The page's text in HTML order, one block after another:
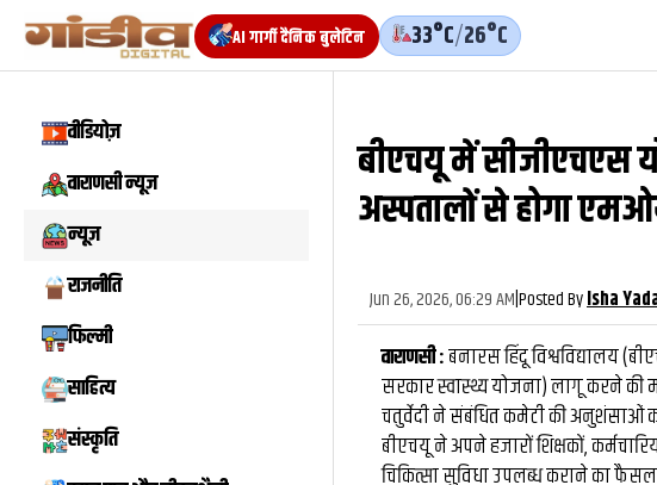
AI गार्गी दैनिक बुलेटिन 33°C/26°C
वीडियोज़
वाराणसी न्यूज़
न्यूज़
राजनीति
फिल्मी
साहित्य
संस्कृति
बीएचयू में सीजीएचएस
अस्पतालों से होगा
Jun 26, 2026, 06:29 AM|Posted ByIsha
वाराणसी :बनारस हिंदू विश्वविद्यालय
सरकार स्वास्थ्य योजना) लागू करने की
चतुर्वेदी ने संबंधित कमेटी की अनुशंसाओं
बीएचयू ने अपने हजारों शिक्षकों,
चिकित्सा सुविधा उपलब्ध कराने का
और देखें